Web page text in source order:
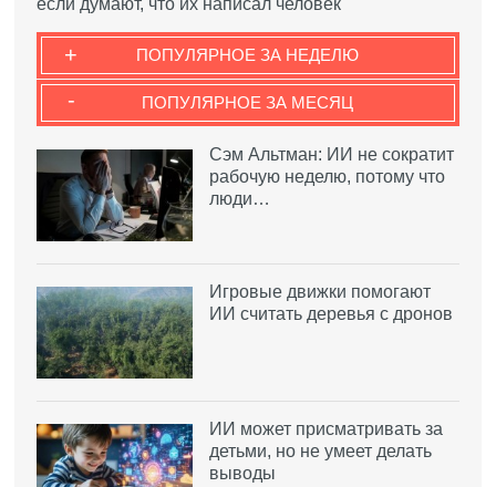
если думают, что их написал человек
ПОПУЛЯРНОЕ ЗА НЕДЕЛЮ
+
ПОПУЛЯРНОЕ ЗА МЕСЯЦ
-
Сэм Альтман: ИИ не сократит
рабочую неделю, потому что
люди…
Игровые движки помогают
ИИ считать деревья с дронов
ИИ может присматривать за
детьми, но не умеет делать
выводы